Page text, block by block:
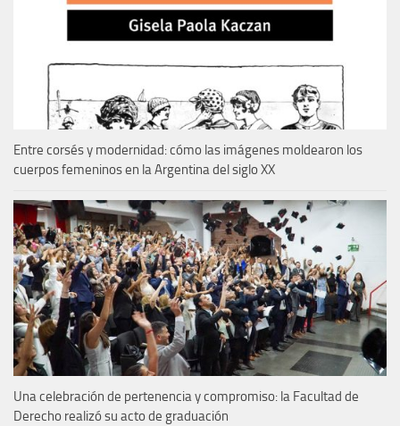
Entre corsés y modernidad: cómo las imágenes moldearon los
cuerpos femeninos en la Argentina del siglo XX
Una celebración de pertenencia y compromiso: la Facultad de
Derecho realizó su acto de graduación